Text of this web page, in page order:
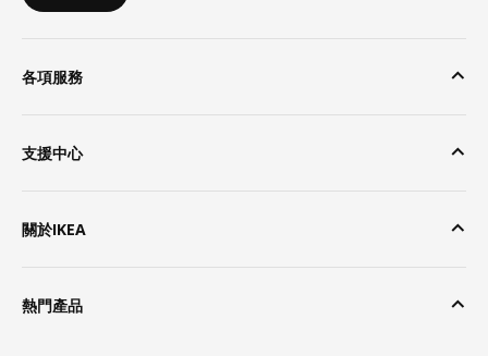
各項服務
支援中心
關於IKEA
熱門產品